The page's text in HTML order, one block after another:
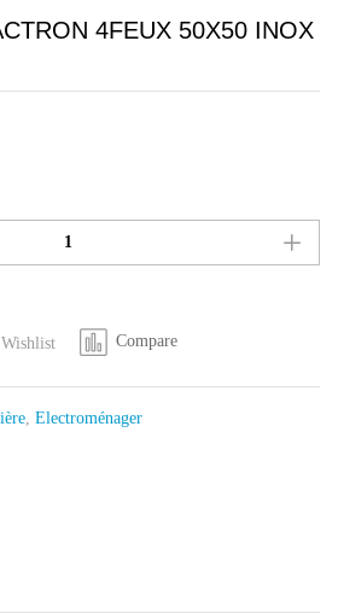
4FEUX 50X50 INOX
Wishlist Compare
, Electroménager